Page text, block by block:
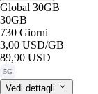
Global 30GB
30GB
730 Giorni
3,00 USD/GB
89,90 USD
5G
Vedi dettagli